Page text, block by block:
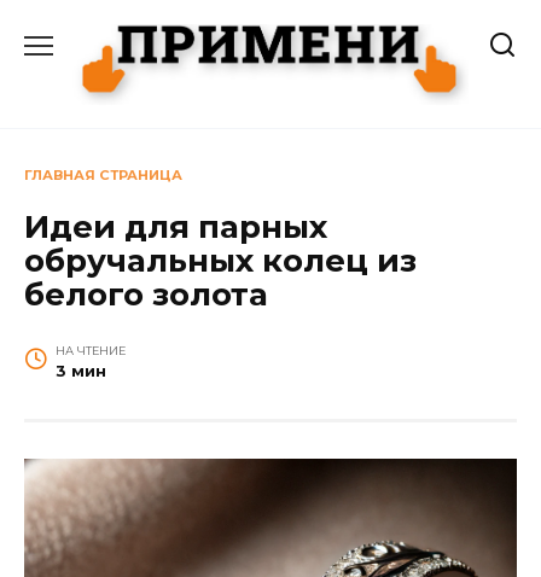
содержанию
ГЛАВНАЯ СТРАНИЦА
Идеи для парных
обручальных колец из
белого золота
НА ЧТЕНИЕ
3 мин